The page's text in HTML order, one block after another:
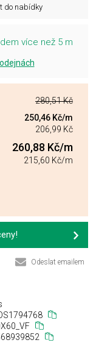
do nabídky
více než 5 m
280,51 Kč
250,46 Kč/m
206,99 Kč
260,88 Kč/m
215,60 Kč/m
Odeslat emailem